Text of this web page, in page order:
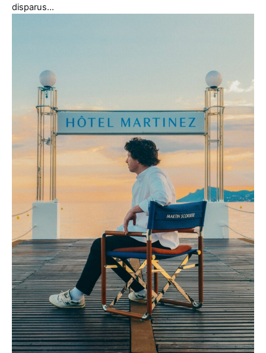
disparus…